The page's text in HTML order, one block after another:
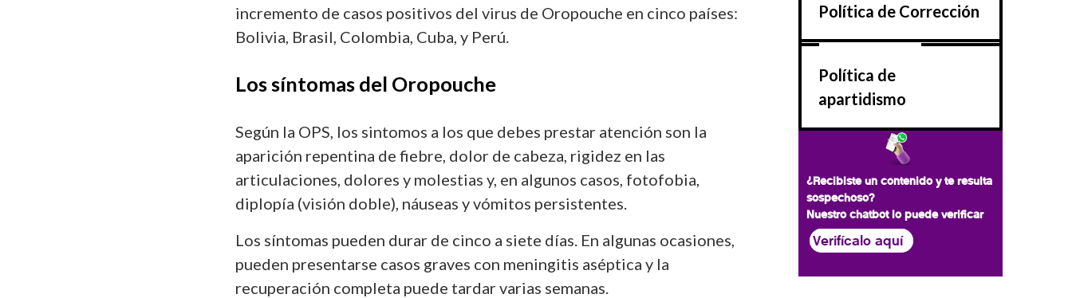
incremento de casos positivos del virus de Oropouche en cinco países:
Bolivia, Brasil, Colombia, Cuba, y Perú.
Los síntomas del Oropouche
Según la OPS, los sintomos a los que debes prestar atención son la
aparición repentina de fiebre, dolor de cabeza, rigidez en las
articulaciones, dolores y molestias y, en algunos casos, fotofobia,
diplopía (visión doble), náuseas y vómitos persistentes.
Los síntomas pueden durar de cinco a siete días. En algunas ocasiones,
pueden presentarse casos graves con meningitis aséptica y la
recuperación completa puede tardar varias semanas.
Política de Corrección
Política de
apartidismo
¿Recibiste un contenido y te resulta
sospechoso?
Nuestro chatbot lo puede verificar
Verifícalo aquí